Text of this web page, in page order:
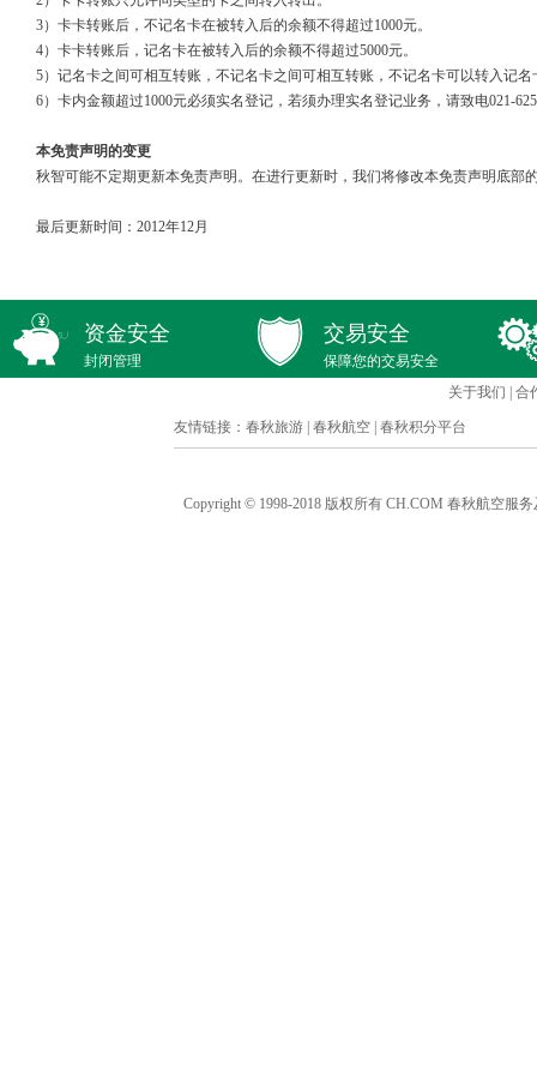
3）卡卡转账后，不记名卡在被转入后的余额不得超过1000元。
4）卡卡转账后，记名卡在被转入后的余额不得超过5000元。
5）记名卡之间可相互转账，不记名卡之间可相互转账，不记名卡可以转入记
6）卡内金额超过1000元必须实名登记，若须办理实名登记业务，请致电021-
本免责声明的变更
秋智可能不定期更新本免责声明。在进行更新时，我们将修改本免责声明底部
最后更新时间：2012年12月
资金安全
封闭管理
交易安全
保障您的交易安全
关于我们
合
友情链接： 春秋旅游 春秋航空 春秋积分平台
Copyright © 1998-2018 版权所有 CH.COM 春秋航空服